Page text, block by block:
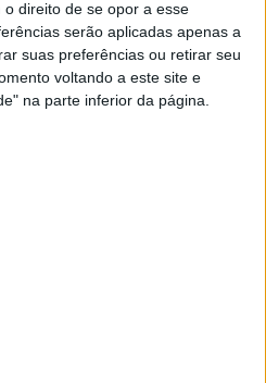
direito de se opor a esse
serão aplicadas apenas a
suas preferências ou retirar seu
voltando a este site e
na parte inferior da página.
começaram hoje a
espaços comuns, tendo a
à COVID-19 tomado